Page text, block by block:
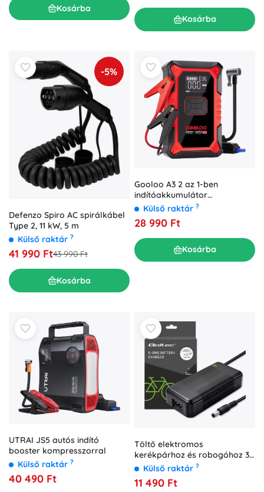
Kosárba
Kosárba
-5%
Defenzo Spiro AC spirálkábel
Type 2, 11 kW, 5 m
Külső raktár ?
41 990 Ft43 990 Ft
Kosárba
Gooloo A3 2 az 1-ben
indítóakkumulátor
kompresszorral
Külső raktár ?
28 990 Ft
Kosárba
UTRAI JS5 autós indító
booster kompresszorral
Külső raktár ?
40 490 Ft
Töltő elektromos
kerékpárhoz és robogóhoz 36
V (42 V, 4 A, 5.5×2.1) + tápkábel
Külső raktár ?
11 490 Ft